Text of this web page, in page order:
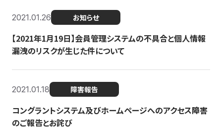
2021.01.26 お知らせ
【2021年1月19日】会員管理システムの不具合と個人情報
漏洩のリスクが生じた件について
2021.01.18 障害報告
コングラントシステム及びホームページへのアクセス障害
のご報告とお詫び